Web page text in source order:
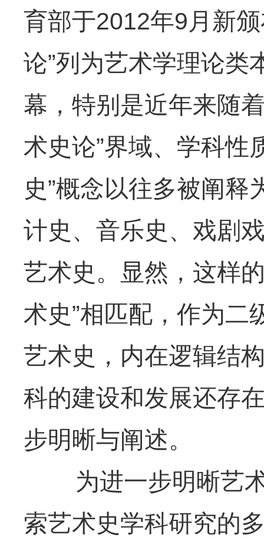
育部于2012年9月新
论”列为艺术学理论类
幕，特别是近年来随
术史论”界域、学科性
史”概念以往多被阐释
计史、音乐史、戏剧
艺术史。显然，这样
术史”相匹配，作为二
艺术史，内在逻辑结
科的建设和发展还存
步明晰与阐述。
为进一步明晰艺术
索艺术史学科研究的